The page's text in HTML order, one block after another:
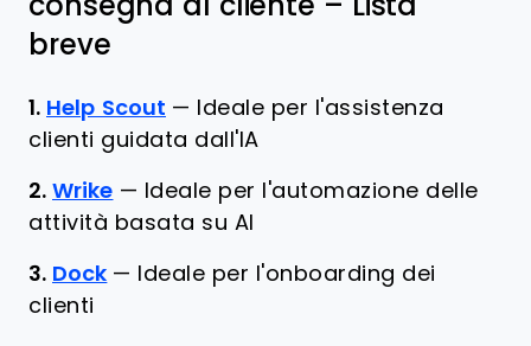
breve
1. Help Scout —
Ideale per l'assistenza
clienti guidata dall'IA
2. Wrike — Ideale per l'automazione delle
attività basata su AI
3. Dock —
Ideale per l'onboarding dei
clienti